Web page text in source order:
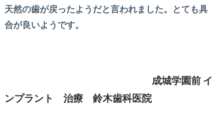
天然の歯が戻ったようだと言われました。とても具
合が良いようです。
成城学園前 イ
ンプラント 治療 鈴木歯科医院